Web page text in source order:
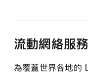
流動網絡服務
為覆蓋世界各地的